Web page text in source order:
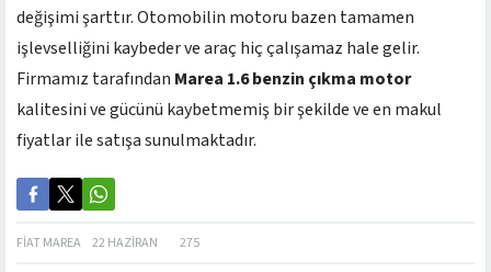
değişimi şarttır. Otomobilin motoru bazen tamamen
işlevselliğini kaybeder ve araç hiç çalışamaz hale gelir.
Firmamız tarafından Marea 1.6 benzin çıkma motor
kalitesini ve gücünü kaybetmemiş bir şekilde ve en makul
fiyatlar ile satışa sunulmaktadır.
FIAT MAREA 22 HAZIRAN 275